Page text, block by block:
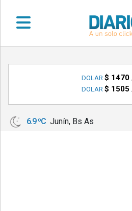
•
LOCALES
•
DOLAR $ 1470
DOLAR $ 1505
6.9 ºC Junín, Bs As